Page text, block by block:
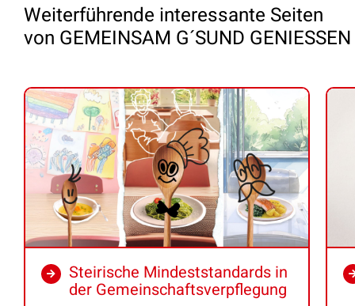
Weiterführende interessante Seiten
von GEMEINSAM G´SUND GENIESSEN
Steirische Mindeststandards in
der Gemeinschaftsverpflegung